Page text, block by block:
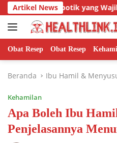
Langsung
ke
konten
Artikel News
di Apotik yang Wajib Dicoba
Obat Resep Obat Resep
Beranda Ibu Hamil &
Kehamilan
Apa Boleh Ibu
Penjelasannya